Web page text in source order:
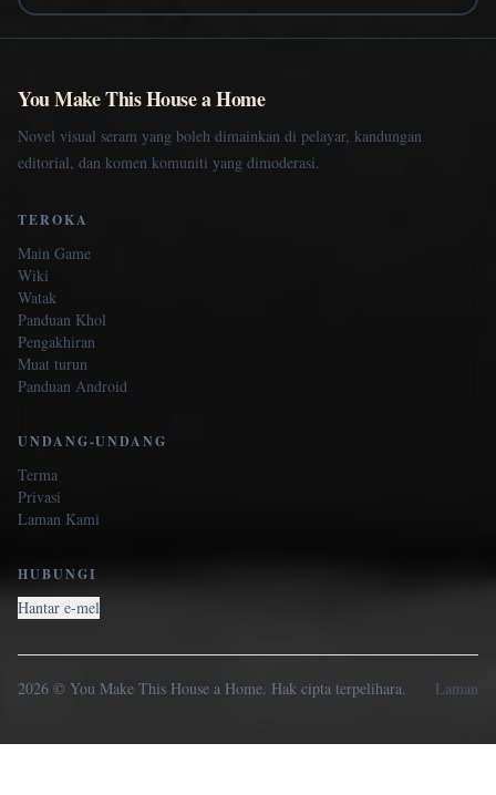
You Make This House a Home
Novel visual seram yang boleh dimainkan di pelayar, kandungan
editorial, dan komen komuniti yang dimoderasi.
TEROKA
Main Game
Wiki
Watak
Panduan Khol
Pengakhiran
Muat turun
Panduan Android
UNDANG-UNDANG
Terma
Privasi
Laman Kami
HUBUNGI
Hantar e-mel
2026 © You Make This House a Home. Hak cipta terpelihara. Laman